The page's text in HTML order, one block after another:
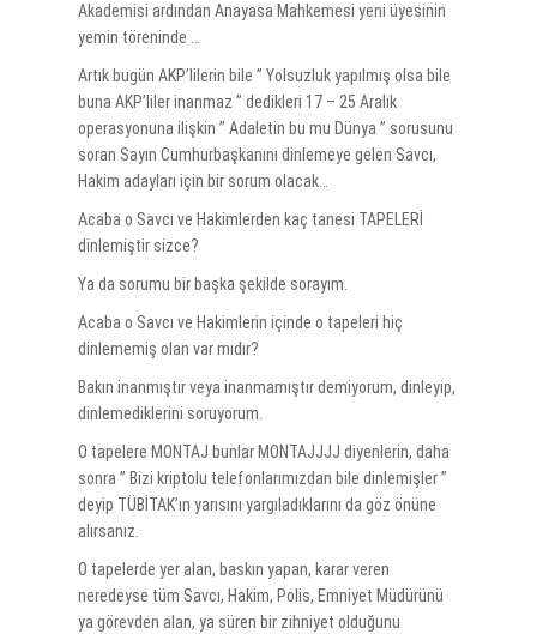
Akademisi ardından Anayasa Mahkemesi yeni üyesinin
yemin töreninde …
Artık bugün AKP’lilerin bile ” Yolsuzluk yapılmış olsa bile
buna AKP’liler inanmaz ” dedikleri 17 – 25 Aralık
operasyonuna ilişkin ” Adaletin bu mu Dünya ” sorusunu
soran Sayın Cumhurbaşkanını dinlemeye gelen Savcı,
Hakim adayları için bir sorum olacak…
Acaba o Savcı ve Hakimlerden kaç tanesi TAPELERİ
dinlemiştir sizce?
Ya da sorumu bir başka şekilde sorayım.
Acaba o Savcı ve Hakimlerin içinde o tapeleri hiç
dinlememiş olan var mıdır?
Bakın inanmıştır veya inanmamıştır demiyorum, dinleyip,
dinlemediklerini soruyorum.
O tapelere MONTAJ bunlar MONTAJJJJ diyenlerin, daha
sonra ” Bizi kriptolu telefonlarımızdan bile dinlemişler ”
deyip TÜBİTAK’ın yarısını yargıladıklarını da göz önüne
alırsanız.
O tapelerde yer alan, baskın yapan, karar veren
neredeyse tüm Savcı, Hakim, Polis, Emniyet Müdürünü
ya görevden alan, ya süren bir zihniyet olduğunu